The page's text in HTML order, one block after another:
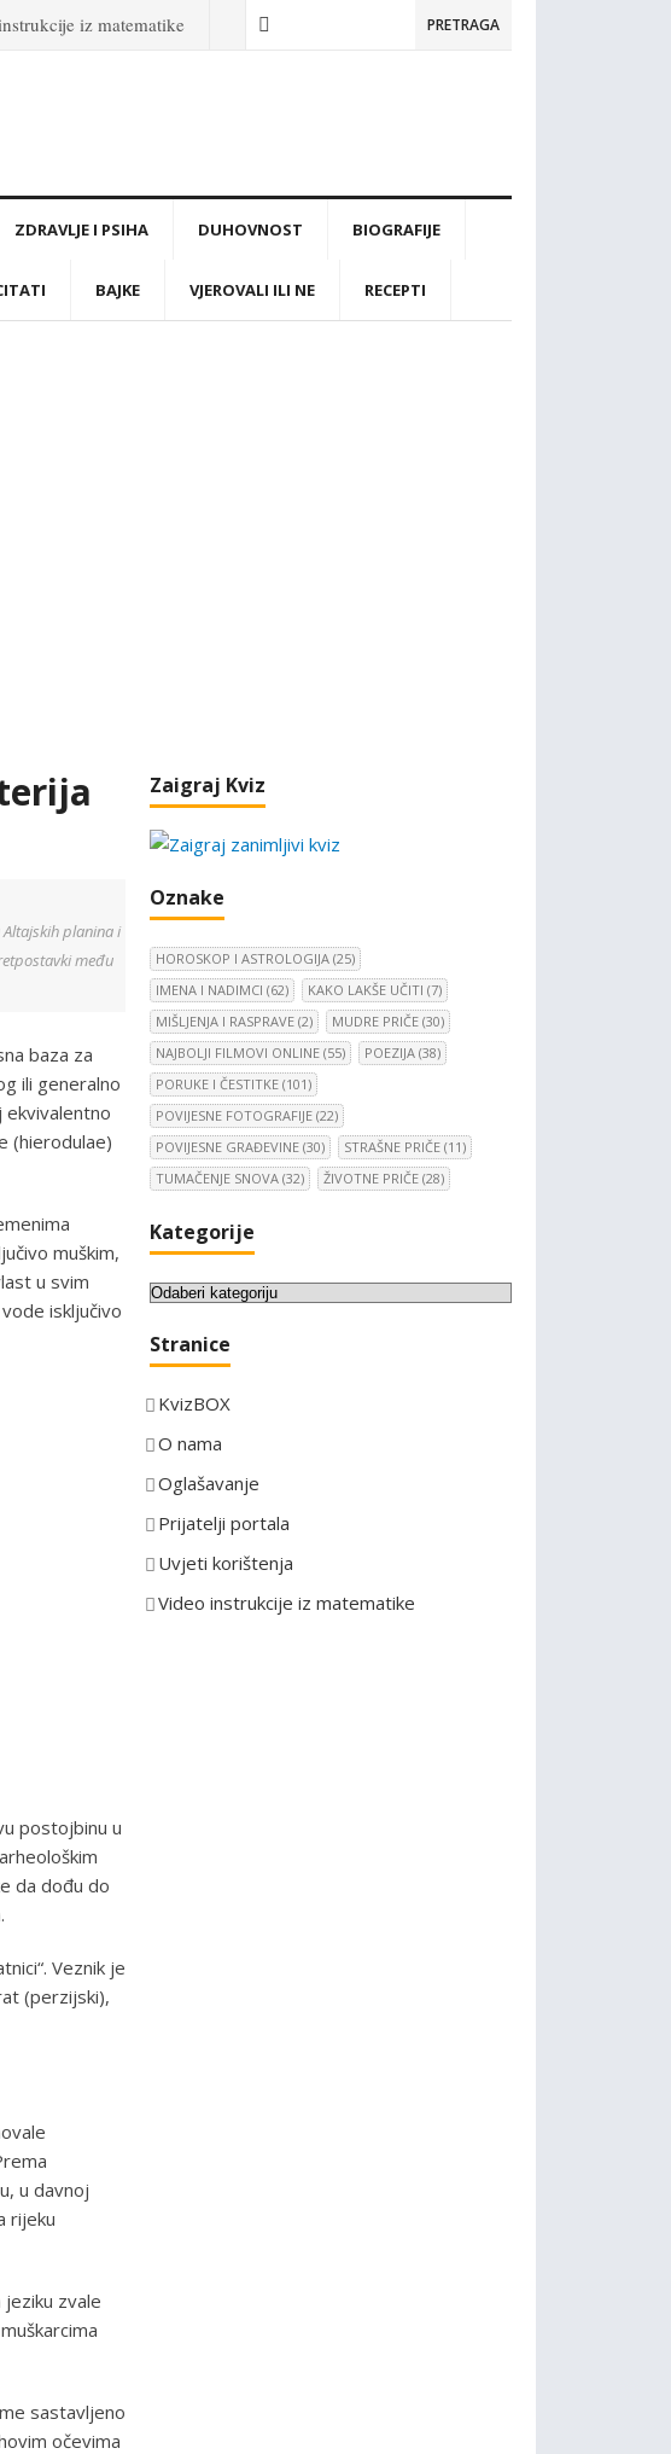
iz matematike PRETRAGA
ZDRAVLJE I PSIHA DUHOVNOST BIOGRAFIJE
BAJKE VJEROVALI ILI NE RECEPTI
planina i
među
baza za
ili generalno
ekvivalentno
(hierodulae)
muškim,
u svim
isključivo
postojbinu u
da dođu do
Veznik je
(perzijski),
u davnoj
rijeku
zvale
sastavljeno
očevima
Zaigraj Kviz
Oznake
HOROSKOP I ASTROLOGIJA (25)
IMENA I NADIMCI (62) KAKO LAKŠE UČITI (7)
MIŠLJENJA I RASPRAVE (2) MUDRE PRIČE (30)
NAJBOLJI FILMOVI ONLINE (55) POEZIJA (38)
PORUKE I ČESTITKE (101)
POVIJESNE FOTOGRAFIJE (22)
POVIJESNE GRAĐEVINE (30) STRAŠNE PRIČE (11)
TUMAČENJE SNOVA (32) ŽIVOTNE PRIČE (28)
Kategorije
K
t
g
o
i
j
e
Stranice
KvizBOX
O nama
Oglašavanje
Prijatelji portala
Uvjeti korištenja
Video instrukcije iz matematike